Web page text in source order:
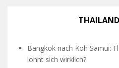
Bangkok nach Koh Samui:
lohnt sich wirklich?